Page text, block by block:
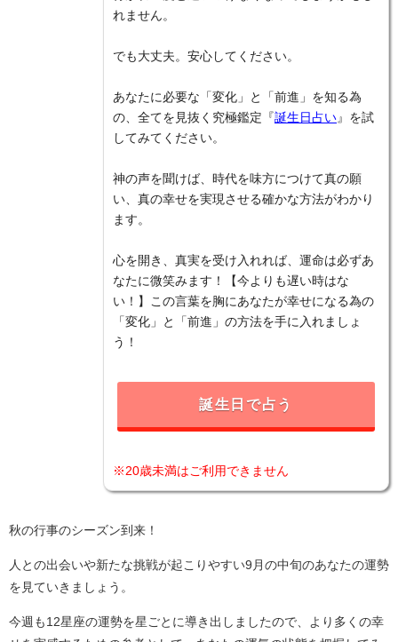
れません。
でも大丈夫。安心してください。
あなたに必要な「変化」と「前進」を知る為
の、全てを見抜く究極鑑定『誕生日占い 』を試
してみてください。
神の声を聞けば、時代を味方につけて真の願
い、真の幸せを実現させる確かな方法がわかり
ます。
心を開き、真実を受け入れれば、運命は必ずあ
なたに微笑みます！【今よりも遅い時はな
い！】この言葉を胸にあなたが幸せになる為の
「変化」と「前進」の方法を手に入れましょ
う！
誕生日で占う
※20歳未満はご利用できません
秋の行事のシーズン到来！
人との出会いや新たな挑戦が起こりやすい9月の中旬のあなたの運勢
を見ていきましょう。
今週も12星座の運勢を星ごとに導き出しましたので、より多くの幸